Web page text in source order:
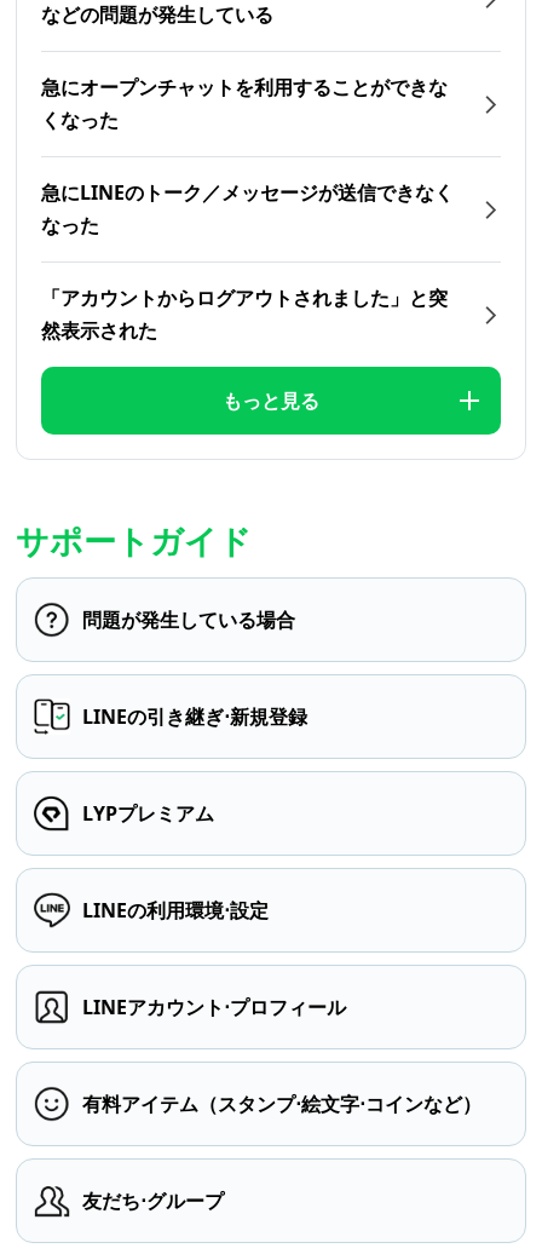
などの問題が発生している
急にオープンチャットを利用することができな
くなった
急にLINEのトーク／メッセージが送信できなく
なった
「アカウントからログアウトされました」と突
然表示された
もっと見る
サポートガイド
問題が発生している場合
LINEの引き継ぎ⋅新規登録
LYPプレミアム
LINEの利用環境⋅設定
LINEアカウント⋅プロフィール
有料アイテム（スタンプ⋅絵文字⋅コインなど）
友だち⋅グループ